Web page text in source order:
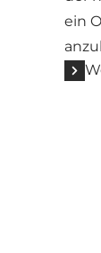
ein